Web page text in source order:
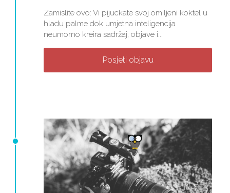
Zamislite ovo: Vi pijuckate svoj omiljeni koktel u
hladu palme dok umjetna inteligencija
neumorno kreira sadržaj, objave i...
Posjeti objavu